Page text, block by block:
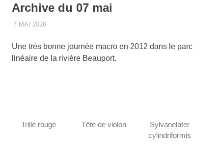
Archive du 07 mai
7 MAI 2026RENATO
2012
PRINTEMPS
Une très bonne journée macro en 2012 dans le parc
linéaire de la rivière Beauport.
Trille rouge Tête de violon
Sylvanelater
cylindriformis